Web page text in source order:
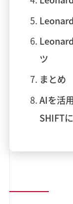
ツ
まとめ
AIを活
SHIFT